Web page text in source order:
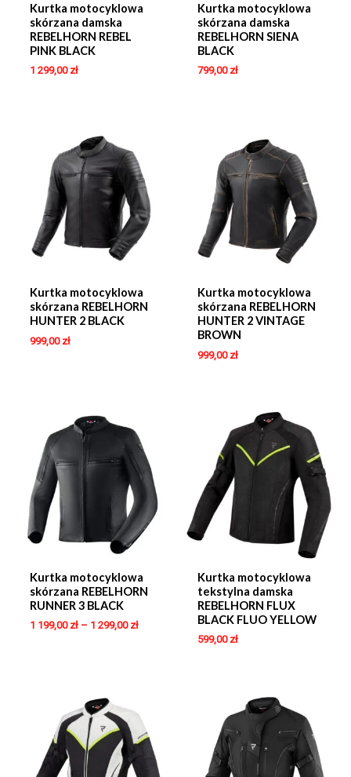
Kurtka motocyklowa
skórzana damska
REBELHORN REBEL
PINK BLACK
1 299,00 zł
Kurtka motocyklowa
skórzana damska
REBELHORN SIENA
BLACK
799,00 zł
Kurtka motocyklowa
skórzana REBELHORN
HUNTER 2 BLACK
999,00 zł
Kurtka motocyklowa
skórzana REBELHORN
HUNTER 2 VINTAGE
BROWN
999,00 zł
Kurtka motocyklowa
skórzana REBELHORN
RUNNER 3 BLACK
1 199,00 zł– 1 299,00 zł
Kurtka motocyklowa
tekstylna damska
REBELHORN FLUX
BLACK FLUO YELLOW
599,00 zł